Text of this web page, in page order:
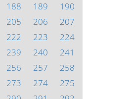
188 189
190
205 206
207
222 223
224
239 240
241
256 257
258
273 274
275